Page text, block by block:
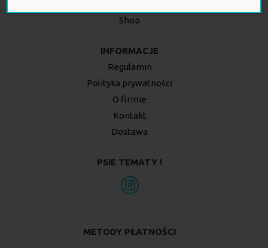
Shop
INFORMACJE
Regulamin
Polityka prywatności
O firmie
Kontakt
Dostawa
PSIE TEMATY !
METODY PŁATNOŚCI